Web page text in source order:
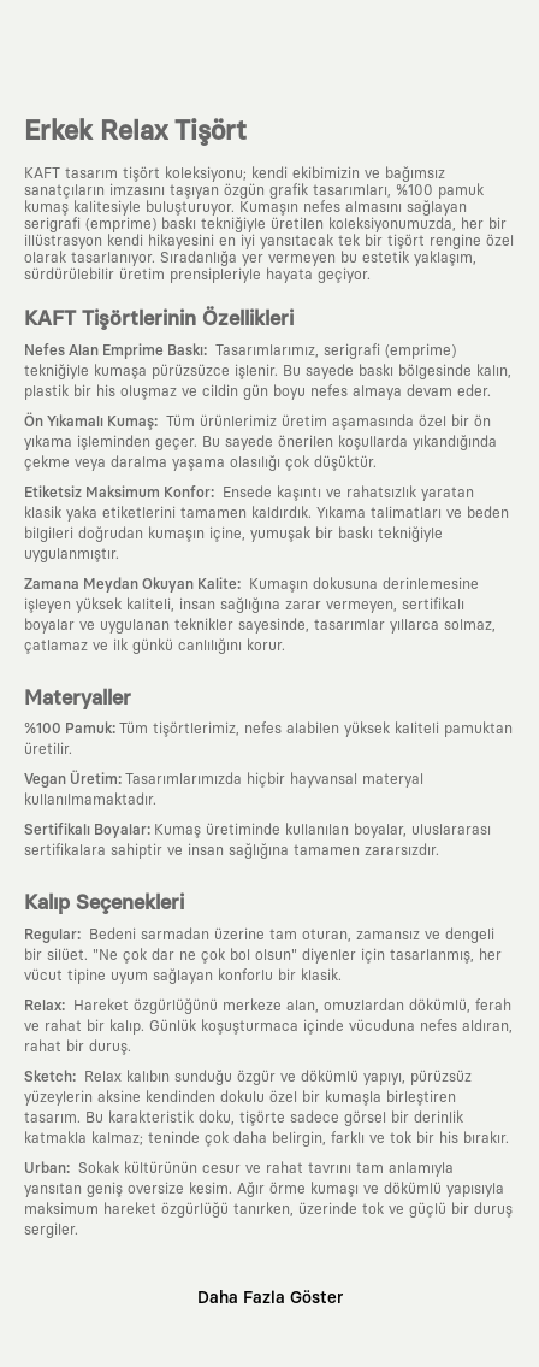
Erkek Relax Tişört
KAFT tasarım tişört koleksiyonu; kendi ekibimizin ve bağımsız
sanatçıların imzasını taşıyan özgün grafik tasarımları, %100 pamuk
kumaş kalitesiyle buluşturuyor. Kumaşın nefes almasını sağlayan
serigrafi (emprime) baskı tekniğiyle üretilen koleksiyonumuzda, her bir
illüstrasyon kendi hikayesini en iyi yansıtacak tek bir tişört rengine özel
olarak tasarlanıyor. Sıradanlığa yer vermeyen bu estetik yaklaşım,
sürdürülebilir üretim prensipleriyle hayata geçiyor.
KAFT Tişörtlerinin Özellikleri
Nefes Alan Emprime Baskı: Tasarımlarımız, serigrafi (emprime)
tekniğiyle kumaşa pürüzsüzce işlenir. Bu sayede baskı bölgesinde kalın,
plastik bir his oluşmaz ve cildin gün boyu nefes almaya devam eder.
Ön Yıkamalı Kumaş: Tüm ürünlerimiz üretim aşamasında özel bir ön
yıkama işleminden geçer. Bu sayede önerilen koşullarda yıkandığında
çekme veya daralma yaşama olasılığı çok düşüktür.
Etiketsiz Maksimum Konfor:
Ensede kaşıntı ve rahatsızlık yaratan
klasik yaka etiketlerini tamamen kaldırdık. Yıkama talimatları ve beden
bilgileri doğrudan kumaşın içine, yumuşak bir baskı tekniğiyle
uygulanmıştır.
Zamana Meydan Okuyan Kalite:
Kumaşın dokusuna derinlemesine
işleyen yüksek kaliteli, insan sağlığına zarar vermeyen, sertifikalı
boyalar ve uygulanan teknikler sayesinde, tasarımlar yıllarca solmaz,
çatlamaz ve ilk günkü canlılığını korur.
Materyaller
%100 Pamuk: Tüm tişörtlerimiz, nefes alabilen yüksek kaliteli pamuktan
üretilir.
Vegan Üretim: Tasarımlarımızda hiçbir hayvansal materyal
kullanılmamaktadır.
Sertifikalı Boyalar: Kumaş üretiminde kullanılan boyalar, uluslararası
sertifikalara sahiptir ve insan sağlığına tamamen zararsızdır.
Kalıp Seçenekleri
Regular:
Bedeni sarmadan üzerine tam oturan, zamansız ve dengeli
bir silüet. "Ne çok dar ne çok bol olsun" diyenler için tasarlanmış, her
vücut tipine uyum sağlayan konforlu bir klasik.
Relax:
Hareket özgürlüğünü merkeze alan, omuzlardan dökümlü, ferah
ve rahat bir kalıp. Günlük koşuşturmaca içinde vücuduna nefes aldıran,
rahat bir duruş.
Sketch:
Relax kalıbın sunduğu özgür ve dökümlü yapıyı, pürüzsüz
yüzeylerin aksine kendinden dokulu özel bir kumaşla birleştiren
tasarım. Bu karakteristik doku, tişörte sadece görsel bir derinlik
katmakla kalmaz; teninde çok daha belirgin, farklı ve tok bir his bırakır.
Urban: Sokak kültürünün cesur ve rahat tavrını tam anlamıyla
yansıtan geniş oversize kesim. Ağır örme kumaşı ve dökümlü yapısıyla
maksimum hareket özgürlüğü tanırken, üzerinde tok ve güçlü bir duruş
sergiler.
Daha Fazla Göster